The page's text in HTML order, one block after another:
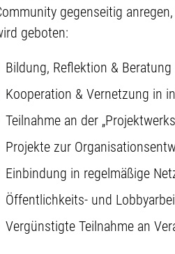
gegenseitig
geboten:
Bildung, Reflektion &
Kooperation & Vernetzung in
Teilnahme an der
Projekte zur
Einbindung in regelmäßige
Öffentlichkeits- und
Vergünstigte Teilnahme an